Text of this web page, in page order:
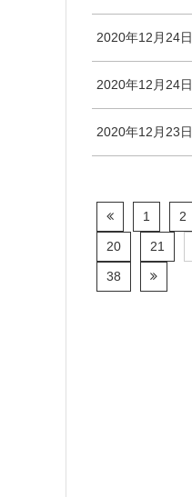
2020年12月24日
2020年12月24日
2020年12月23日
1 2
20 21
38